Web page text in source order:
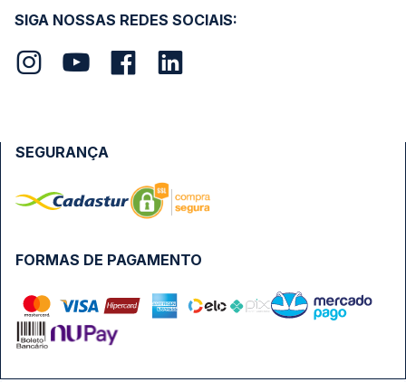
SIGA NOSSAS REDES SOCIAIS:
FORMAS DE PAGAMENTO
SEGURANÇA